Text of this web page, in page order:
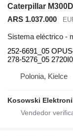
ARS 1.037.000
Sistema eléctrico -
252-6691_05
278-5276_05
Polonia, Kielce